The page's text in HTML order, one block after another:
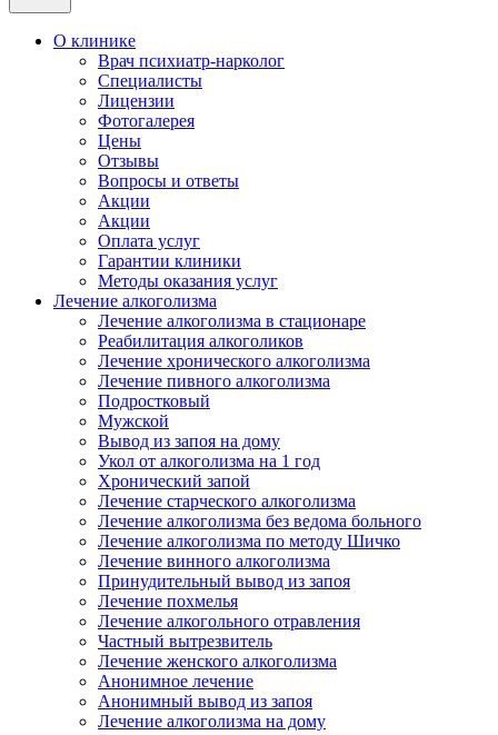
О клинике
Врач психиатр-нарколог
Специалисты
Лицензии
Фотогалерея
Цены
Отзывы
Вопросы и ответы
Акции
Акции
Оплата услуг
Гарантии клиники
Методы оказания услуг
Лечение алкоголизма
Лечение алкоголизма в стационаре
Реабилитация алкоголиков
Лечение хронического алкоголизма
Лечение пивного алкоголизма
Подростковый
Мужской
Вывод из запоя на дому
Укол от алкоголизма на 1 год
Хронический запой
Лечение старческого алкоголизма
Лечение алкоголизма без ведома больного
Лечение алкоголизма по методу Шичко
Лечение винного алкоголизма
Принудительный вывод из запоя
Лечение похмелья
Лечение алкогольного отравления
Частный вытрезвитель
Лечение женского алкоголизма
Анонимное лечение
Анонимный вывод из запоя
Лечение алкоголизма на дому